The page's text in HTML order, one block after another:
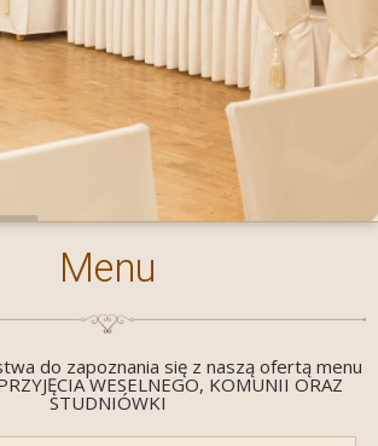
Menu
do zapoznania się z naszą ofertą menu
WESELNEGO, KOMUNII ORAZ
STUDNIÓWKI